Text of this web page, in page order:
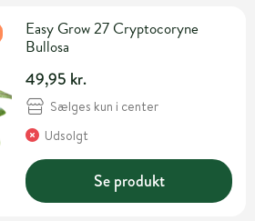
Easy Grow 27 Cryptocoryne
Bullosa
49,95 kr.
Sælges kun i center
Udsolgt
Se produkt